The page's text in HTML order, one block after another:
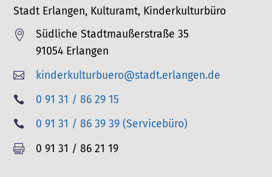
Stadt Erlangen, Kulturamt, Kinderkulturbüro

Südliche Stadtmaußerstraße 35
91054 Erlangen
 kinderkulturbuero@stadt.erlangen.de

T
e
e
0 91 31 / 86 29 15

T
0 91 31 / 86 39 39 (Servicebüro)

F
0 91 31 / 86 21 19